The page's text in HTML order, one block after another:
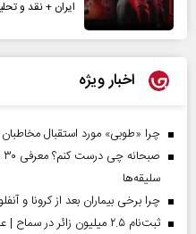
ایران + نقد و
اخبار ویژه
چرا «طوبی» مورد استقبال
سلیقه‌ها
چرا برخی بیماران بعد از کرونا و
ثبت‌نام ۲.۵ میلیون زائر در سماح | عبور ۱.۷ میلیون نفر از مرز‌های اربعین